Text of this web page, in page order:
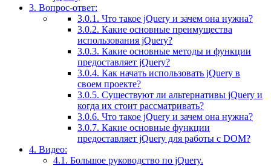
3. Вопрос-ответ:
3.0.1. Что такое jQuery и зачем она нужна?
3.0.2. Какие основные преимущества
использования jQuery?
3.0.3. Какие основные методы и функции
предоставляет jQuery?
3.0.4. Как начать использовать jQuery в
своем проекте?
3.0.5. Существуют ли альтернативы jQuery и
когда их стоит рассматривать?
3.0.6. Что такое jQuery и зачем она нужна?
3.0.7. Какие основные функции
предоставляет jQuery для работы с DOM?
4. Видео:
4.1. Большое руководство по jQuery.